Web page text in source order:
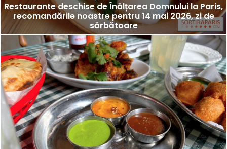
Restaurante deschise de Înălțarea Domnului la Paris,
recomandările noastre pentru 14 mai 2026, zi de
sărbătoare